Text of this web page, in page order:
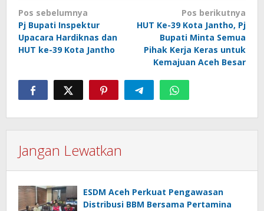
Navigasi
pos
Pos sebelumnya
Pj Bupati Inspektur
Upacara Hardiknas dan
HUT ke-39 Kota Jantho
Pos berikutnya
HUT Ke-39 Kota Jantho, Pj
Bupati Minta Semua
Pihak Kerja Keras untuk
Kemajuan Aceh Besar
Jangan Lewatkan
ESDM Aceh Perkuat Pengawasan
Distribusi BBM Bersama Pertamina